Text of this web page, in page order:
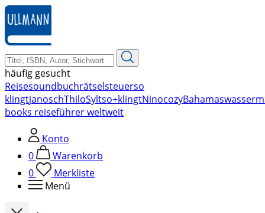
zum
Hauptinhalt
springen
häufig gesucht
Reisesoundbuchrätselsteuerso
klingtjanoschThiloSyltso+klingtNinocozyBahamas
books reiseführer weltweit
Konto
0
Warenkorb
0
Merkliste
Menü